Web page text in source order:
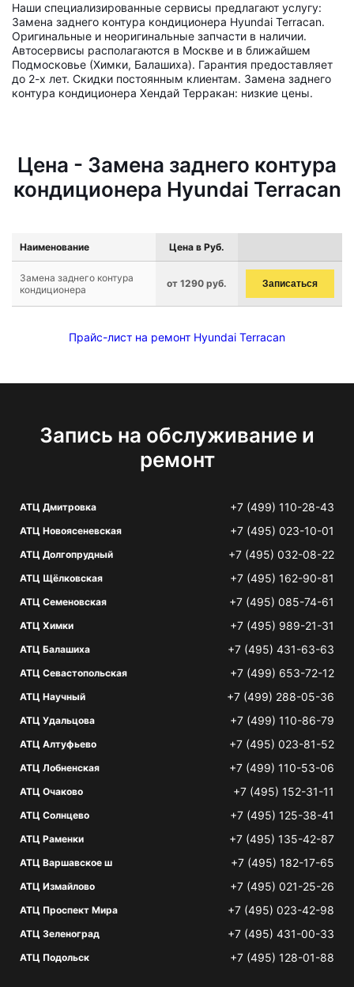
Наши специализированные сервисы предлагают услугу:
Замена заднего контура кондиционера Hyundai Terracan.
Оригинальные и неоригинальные запчасти в наличии.
Автосервисы располагаются в Москве и в ближайшем
Подмосковье (Химки, Балашиха). Гарантия предоставляет
до 2-х лет. Скидки постоянным клиентам. Замена заднего
контура кондиционера Хендай Терракан: низкие цены.
Цена - Замена заднего контура
кондиционера Hyundai Terracan
Наименование Цена в Руб.
Замена заднего контура
кондиционера
от 1290 руб. Записаться
Прайс-лист на ремонт Hyundai Terracan
Запись на обслуживание и
ремонт
АТЦ Дмитровка +7 (499) 110-28-43
АТЦ Новоясеневская +7 (495) 023-10-01
АТЦ Долгопрудный +7 (495) 032-08-22
АТЦ Щёлковская +7 (495) 162-90-81
АТЦ Семеновская +7 (495) 085-74-61
АТЦ Химки +7 (495) 989-21-31
АТЦ Балашиха +7 (495) 431-63-63
АТЦ Севастопольская +7 (499) 653-72-12
АТЦ Научный +7 (499) 288-05-36
АТЦ Удальцова +7 (499) 110-86-79
АТЦ Алтуфьево +7 (495) 023-81-52
АТЦ Лобненская +7 (499) 110-53-06
АТЦ Очаково +7 (495) 152-31-11
АТЦ Солнцево +7 (495) 125-38-41
АТЦ Раменки +7 (495) 135-42-87
АТЦ Варшавское ш +7 (495) 182-17-65
АТЦ Измайлово +7 (495) 021-25-26
АТЦ Проспект Мира +7 (495) 023-42-98
АТЦ Зеленоград +7 (495) 431-00-33
АТЦ Подольск +7 (495) 128-01-88